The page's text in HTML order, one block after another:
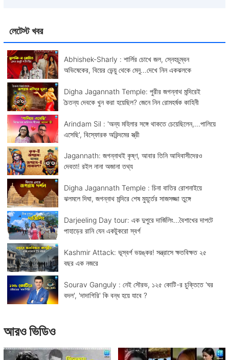
লেটেস্ট খবর
Abhishek-Sharly : শার্লির চোখে জল, স্নেহচুম্বন
অভিষেকের, বিয়ের ভেন্য়ু থেকে মেনু...দেখে নিন একঝলকে
Digha Jagannath Temple: পুরীর জগন্নাথ মন্দিরেই
চৈতন্য দেবকে খুন করা হয়েছিল? জেনে নিন রোমহর্ষক কাহিনী
Arindam Sil : 'অন্য মহিলার সঙ্গে থাকতে চেয়েছিলেন,...পালিয়ে
এসেছি', বিস্ফোরক অরিন্দমের স্ত্রী
Jagannath: জগন্নাথই কৃষ্ণ, আবার তিনি আদিবাসীদেরও
দেবতা! রইল নানা অজানা তথ্য
Digha Jagannath Temple : চিনা বাতির রোশনাইয়ে
ঝলমলে দিঘা, জগন্নাথ মন্দিরে শেষ মুহূর্তের সাজসজ্জা তুঙ্গে
Darjeeling Day tour: এক দুপুরে দার্জিলিং...বৈশাখের দাপটে
পাহাড়ের রানি যেন একটুকরো স্বর্গ
Kashmir Attack: ভূস্বর্গ ভয়ঙ্কর! সন্ত্রাসে ক্ষতবিক্ষত ২৫
বছর এক নজরে
Sourav Ganguly : নেই সৌরভ, ১২৫ কোটি-র চুক্তিতে 'ঘর
বদল', 'দাদাগিরি' কি বন্ধ হয়ে যাবে ?
আরও ভিডিও